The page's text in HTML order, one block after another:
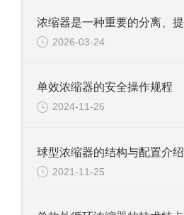
2026-03-24
单效浓缩器的安全操作规程
2024-11-26
球型浓缩器的结构与配置介绍
2021-11-25